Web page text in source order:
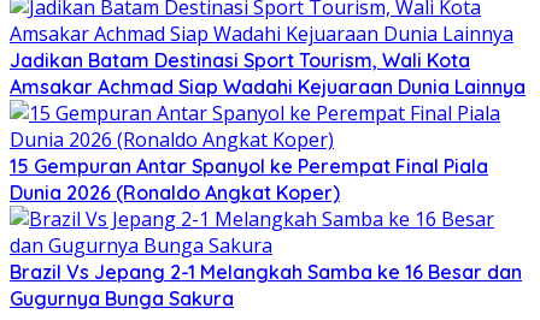
Jadikan Batam Destinasi Sport Tourism, Wali Kota
Amsakar Achmad Siap Wadahi Kejuaraan Dunia Lainnya
15 Gempuran Antar Spanyol ke Perempat Final Piala
Dunia 2026 (Ronaldo Angkat Koper)
Brazil Vs Jepang 2-1 Melangkah Samba ke 16 Besar dan
Gugurnya Bunga Sakura